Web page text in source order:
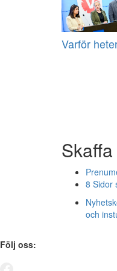
Varför
8 Sidor
och
Följ oss: